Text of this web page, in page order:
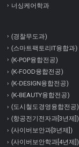
너싱케어학과
(경찰무도과)
(스마트팩토리IT융합과)
(K-POP융합전공)
(K-FOOD융합전공)
(K-DESIGN융합전공)
(K-BEAUTY융합전공)
(도시철도경영융합전공)
(항공전기전자과[3년제])
(사이버보안과[3년제])
(사이버보안학과[4년제])